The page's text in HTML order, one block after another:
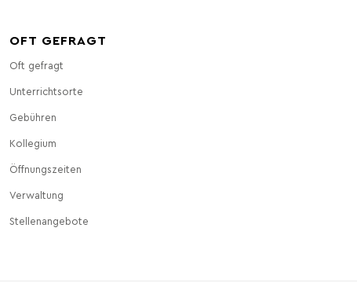
OFT GEFRAGT
Oft gefragt
Unterrichtsorte
Gebühren
Kollegium
Öffnungszeiten
Verwaltung
Stellenangebote